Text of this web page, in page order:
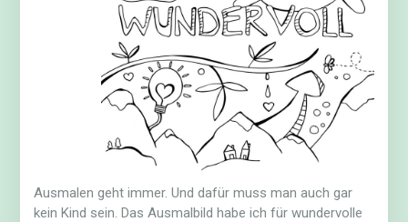
Ausmalen geht immer. Und dafür muss man auch gar
kein Kind sein. Das Ausmalbild habe ich für wundervolle